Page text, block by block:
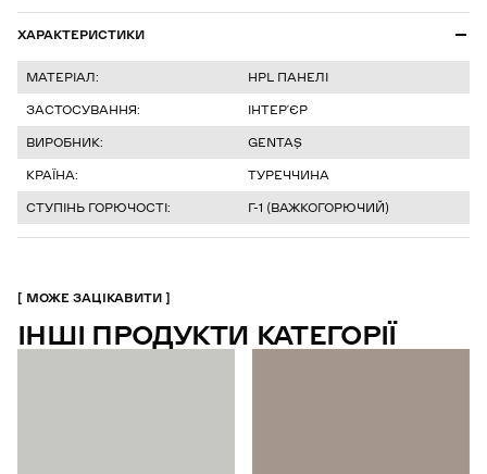
ХАРАКТЕРИСТИКИ
МАТЕРІАЛ:
HPL ПАНЕЛІ
ЗАСТОСУВАННЯ:
ІНТЕР’ЄР
ВИРОБНИК:
GENTAŞ
КРАЇНА:
ТУРЕЧЧИНА
СТУПІНЬ ГОРЮЧОСТІ:
Г-1 (ВАЖКОГОРЮЧИЙ)
МОЖЕ ЗАЦІКАВИТИ
ІНШІ ПРОДУКТИ КАТЕГОРІЇ